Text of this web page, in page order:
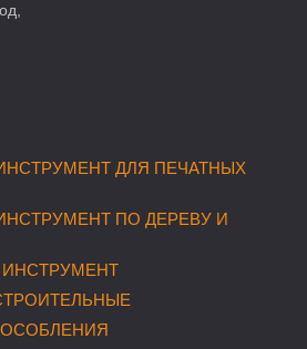
ДЛЯ ПЕЧАТНЫХ
ПО ДЕРЕВУ И